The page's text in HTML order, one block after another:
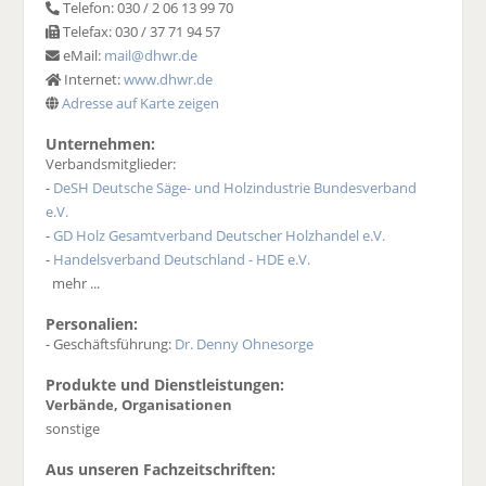
Telefon: 030 / 2 06 13 99 70
Telefax: 030 / 37 71 94 57
eMail: mail@dhwr.de
Internet:www.dhwr.de
Adresse auf Karte zeigen
Unternehmen:
Verbandsmitglieder:
- DeSH Deutsche Säge- und Holzindustrie Bundesverband
e.V.
-GD Holz Gesamtverband Deutscher Holzhandel e.V.
- Handelsverband Deutschland - HDE e.V.
mehr ...
Personalien:
- Geschäftsführung: Dr. Denny Ohnesorge
Produkte und Dienstleistungen:
Verbände, Organisationen
sonstige
Aus unseren Fachzeitschriften: